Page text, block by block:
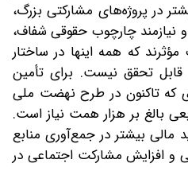
در پروژه‌های مشارکتی بزرگ،
و نیازمند چارچوب حقوقی شفاف،
که همه اینها در ساختار
تحقق نیست. برای تأمین
هزار واحدی که تاکنون در طرح نهضت ملی
بالغ بر هزار همت نیاز است.
مالی بیشتر در جمع‌آوری منابع
افزایش مشارکت اجتماعی در